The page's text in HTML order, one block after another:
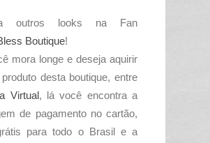
outros looks na Fan
Boutique!
mora longe e deseja aquirir
desta boutique, entre
Virtual, lá você encontra a
de pagamento no cartão,
para todo o Brasil e a